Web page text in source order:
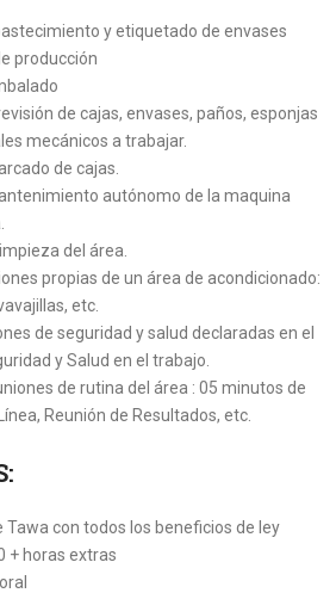
y etiquetado de envases
producción
de cajas, envases, paños, esponjas
mecánicos a trabajar.
de cajas.
autónomo de la maquina
del área.
propias de un área de acondicionado:
etc.
de seguridad y salud declaradas en el
y Salud en el trabajo.
de rutina del área : 05 minutos de
Reunión de Resultados, etc.
Tawa con todos los beneficios de ley
+ horas extras